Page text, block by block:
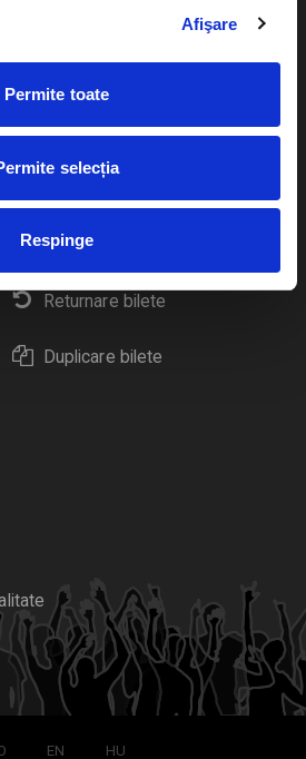
Afişare
Permite toate
selecția
Respinge
Plata online sau cash
Livrare prin curier
Returnare bilete
Duplicare bilete
EN HU